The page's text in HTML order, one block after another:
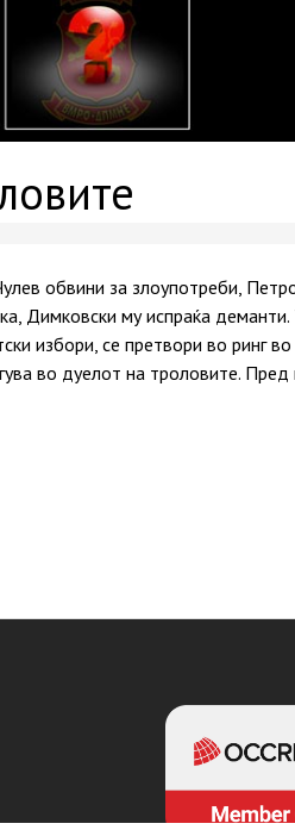
обвини за злоупотреби,
Димковски му испраќа
избори, се претвори во ринг во
во дуелот на троловите. Пред